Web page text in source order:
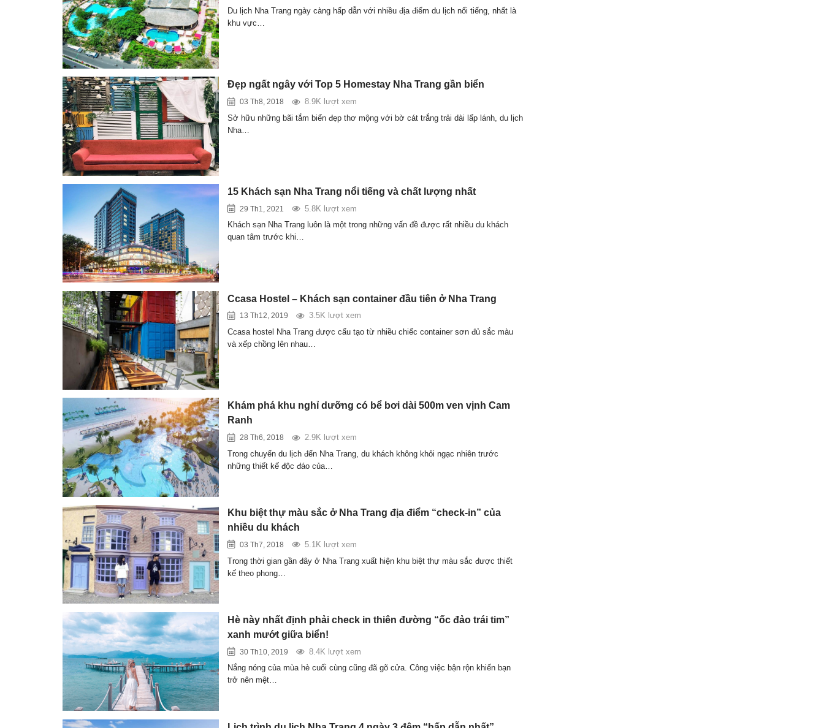
Du lịch Nha Trang ngày càng hấp dẫn với nhiều địa điểm du lịch nổi tiếng, nhất là
khu vực…
Đẹp ngất ngây với Top 5 Homestay Nha Trang gần biển
03 Th8, 2018
8.9K lượt xem
Sở hữu những bãi tắm biển đẹp thơ mộng với bờ cát trắng trải dài lấp lánh, du lịch
Nha…
15 Khách sạn Nha Trang nổi tiếng và chất lượng nhất
29 Th1, 2021
5.8K lượt xem
Khách sạn Nha Trang luôn là một trong những vấn đề được rất nhiều du khách
quan tâm trước khi…
Ccasa Hostel – Khách sạn container đầu tiên ở Nha Trang
13 Th12, 2019
3.5K lượt xem
Ccasa hostel Nha Trang được cấu tạo từ nhiều chiếc container sơn đủ sắc màu
và xếp chồng lên nhau…
Khám phá khu nghỉ dưỡng có bể bơi dài 500m ven vịnh Cam
Ranh
28 Th6, 2018
2.9K lượt xem
Trong chuyến du lịch đến Nha Trang, du khách không khỏi ngạc nhiên trước
những thiết kế độc đáo của…
Khu biệt thự màu sắc ở Nha Trang địa điểm “check-in” của
nhiều du khách
03 Th7, 2018
5.1K lượt xem
Trong thời gian gần đây ở Nha Trang xuất hiện khu biệt thự màu sắc được thiết
kế theo phong…
Hè này nhất định phải check in thiên đường “ốc đảo trái tim”
xanh mướt giữa biển!
30 Th10, 2019
8.4K lượt xem
Nắng nóng của mùa hè cuối cùng cũng đã gõ cửa. Công việc bận rộn khiến bạn
trở nên mệt…